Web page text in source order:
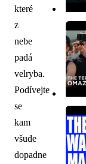
které
z
nebe
padá
velryba.
Podívejte
se
kam
všude
dopadne